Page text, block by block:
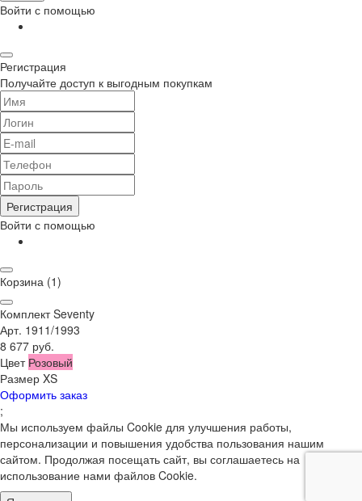
Войти с помощью
Регистрация
Получайте доступ к выгодным покупкам
Регистрация
Войти с помощью
Корзина (1)
Комплект Seventy
Арт. 1911/1993
8 677 руб.
Цвет Розовый
Размер XS
Оформить заказ
;
Мы используем файлы Cookie для улучшения работы,
персонализации и повышения удобства пользования нашим
сайтом. Продолжая посещать сайт, вы соглашаетесь на
использование нами файлов Cookie.